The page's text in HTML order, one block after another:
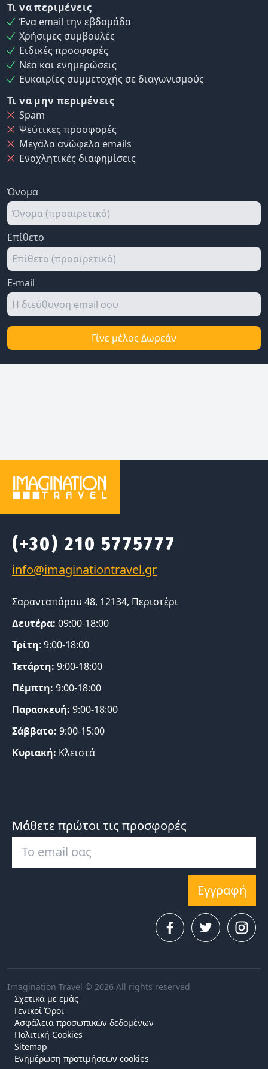
Τι να περιμένεις
Ένα email την εβδομάδα
Χρήσιμες συμβουλές
Ειδικές προσφορές
Νέα και ενημερώσεις
Ευκαιρίες συμμετοχής σε διαγωνισμούς
Τι να μην περιμένεις
Spam
Ψεύτικες προσφορές
Μεγάλα ανώφελα emails
Ενοχλητικές διαφημίσεις
Όνομα
Επίθετο
E-mail
Γίνε μέλος Δωρεάν
(+30) 210 5775777
Σαρανταπόρου 48, 12134, Περιστέρι
Δευτέρα: 09:00-18:00
Τρίτη: 9:00-18:00
Τετάρτη: 9:00-18:00
Πέμπτη: 9:00-18:00
Παρασκευή: 9:00-18:00
Σάββατο: 9:00-15:00
Κυριακή: Κλειστά
Μάθετε πρώτοι τις προσφορές
Εγγραφή
Imagination Travel © 2026 All rights reserved
Σχετικά με εμάς
Γενικοί Όροι
Ασφάλεια προσωπικών δεδομένων
Πολιτική Cookies
Sitemap
Ενημέρωση προτιμήσεων cookies